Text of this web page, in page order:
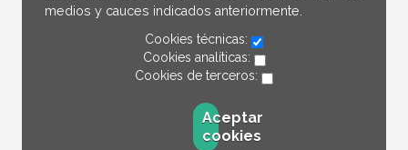
medios y cauces indicados anteriormente.
Cookies técnicas:
Cookies analíticas:
Cookies de terceros:
Aceptar
cookies